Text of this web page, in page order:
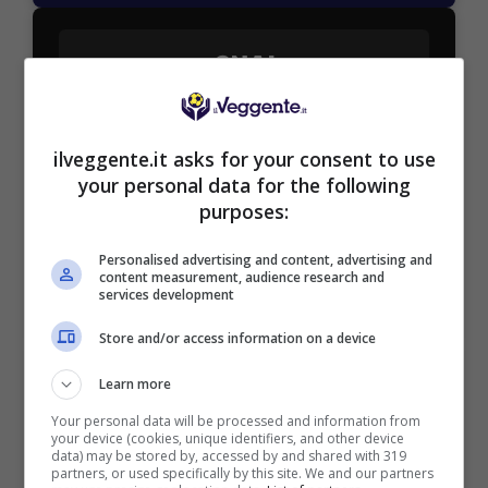
SNAI
50% sul deposito fino a 50€
1000€
VERIFICA
PlanetWin365
BONUS PLANETWIN365: FINO A 2050€
Planetwin365: 2050€ per sport e scommesse
ilveggente.it asks for your consent to use
your personal data for the following
purposes:
Personalised advertising and content, advertising and
content measurement, audience research and
services development
Store and/or access information on a device
Learn more
Your personal data will be processed and information from
your device (cookies, unique identifiers, and other device
data) may be stored by, accessed by and shared with 319
partners, or used specifically by this site. We and our partners